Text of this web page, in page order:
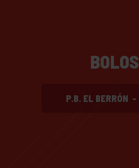
BOLOS
P.B. EL BERRÓN -